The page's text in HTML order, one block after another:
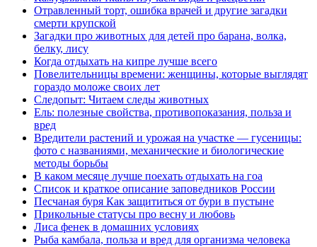
Отравленный торт, ошибка врачей и другие загадки
смерти крупской
Загадки про животных для детей про барана, волка,
белку, лису
Когда отдыхать на кипре лучше всего
Повелительницы времени: женщины, которые выглядят
гораздо моложе своих лет
Следопыт: Читаем следы животных
Ель: полезные свойства, противопоказания, польза и
вред
Вредители растений и урожая на участке — гусеницы:
фото с названиями, механические и биологические
методы борьбы
В каком месяце лучше поехать отдыхать на гоа
Список и краткое описание заповедников России
Песчаная буря Как защититься от бури в пустыне
Прикольные статусы про весну и любовь
Лиса фенек в домашних условиях
Рыба камбала, польза и вред для организма человека